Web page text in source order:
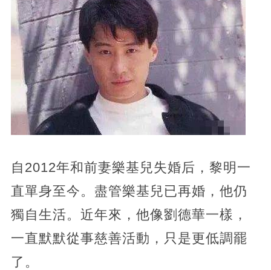
自2012年和前妻樂基兒失婚后，黎明一
直單身至今。盡管樂基兒已再婚，他仍
獨自生活。近年來，他像劉德華一樣，
一直默默從事慈善活動，只是更低調罷
了。